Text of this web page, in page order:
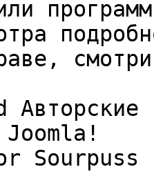
Авторские
Sourpuss